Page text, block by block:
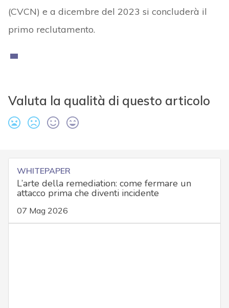
(CVCN) e a dicembre del 2023 si concluderà il
primo reclutamento.
Valuta la qualità di questo articolo
WHITEPAPER
L’arte della remediation: come fermare un
attacco prima che diventi incidente
07 Mag 2026